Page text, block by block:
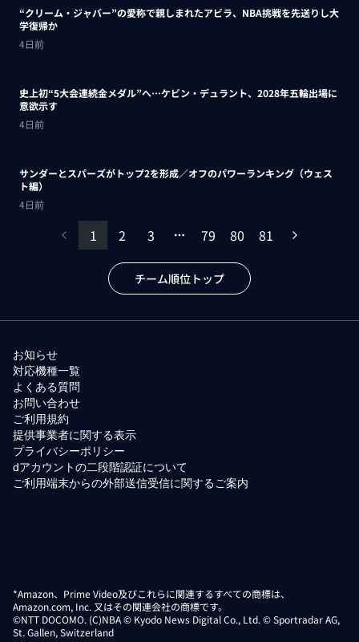
“クリーム・ジャバー”の愛称で親しまれたアビラ、NBA挑戦を先送りし大
学復帰か
4日前
史上初“5大会連続金メダル”へ…ケビン・デュラント、2028年五輪出場に
意欲示す
4日前
サンダーとスパーズがトップ2を形成／オフのパワーランキング（ウェス
ト編）
4日前
1 2 3 79 80 81
チーム順位トップ
お知らせ
対応機種一覧
よくある質問
お問い合わせ
ご利用規約
提供事業者に関する表示
プライバシーポリシー
dアカウントの二段階認証について
ご利用端末からの外部送信受信に関するご案内
*Amazon、Prime Video及びこれらに関連するすべての商標は、
Amazon.com, Inc. 又はその関連会社の商標です。
©NTT DOCOMO. (C)NBA © Kyodo News Digital Co., Ltd. © Sportradar AG,
St. Gallen, Switzerland